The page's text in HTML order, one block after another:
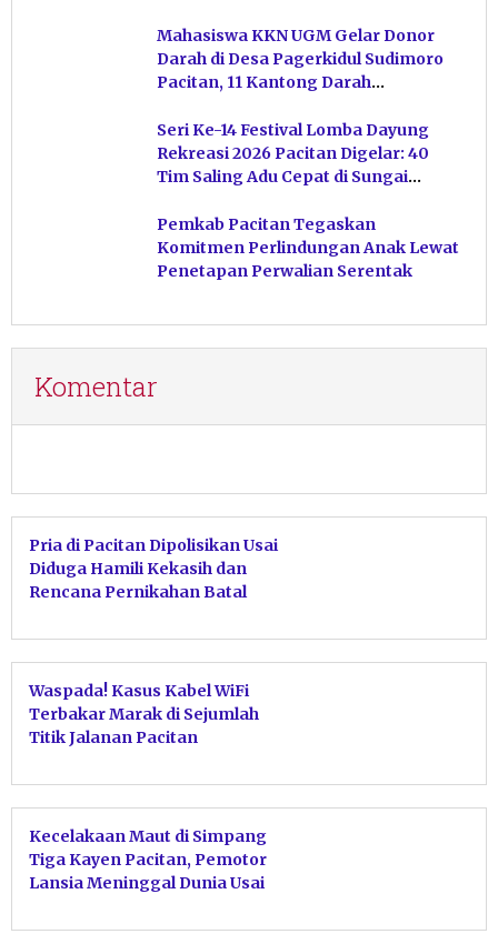
Mahasiswa KKN UGM Gelar Donor
Darah di Desa Pagerkidul Sudimoro
Pacitan, 11 Kantong Darah
Seri Ke-14 Festival Lomba Dayung
Rekreasi 2026 Pacitan Digelar: 40
Tim Saling Adu Cepat di Sungai
Pemkab Pacitan Tegaskan
Komitmen Perlindungan Anak Lewat
Penetapan Perwalian Serentak
Komentar
Pria di Pacitan Dipolisikan Usai
Diduga Hamili Kekasih dan
Rencana Pernikahan Batal
Waspada! Kasus Kabel WiFi
Terbakar Marak di Sejumlah
Titik Jalanan Pacitan
Kecelakaan Maut di Simpang
Tiga Kayen Pacitan, Pemotor
Lansia Meninggal Dunia Usai